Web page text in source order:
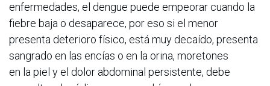
enfermedades, el dengue puede empeorar cuando la
fiebre baja o desaparece, por eso si el menor
presenta deterioro físico, está muy decaído, presenta
sangrado en las encías o en la orina, moretones
en la piel y el dolor abdominal persistente, debe